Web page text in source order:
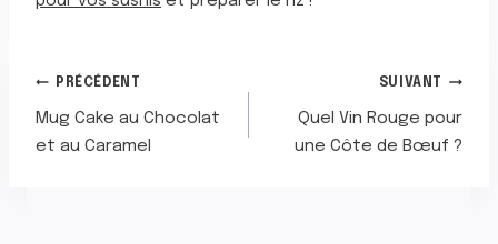
NAVIGATION
DE
PRÉCÉDENT
Mug Cake au Chocolat
et au Caramel
SUIVANT
Quel Vin Rouge pour
une Côte de Bœuf ?